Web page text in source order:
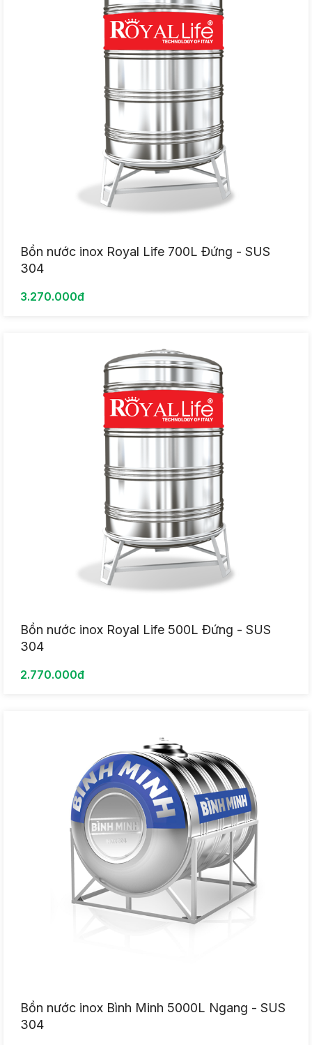
Bồn nước inox Royal Life 700L Đứng - SUS
304
3.270.000đ
Bồn nước inox Royal Life 500L Đứng - SUS
304
2.770.000đ
Bồn nước inox Bình Minh 5000L Ngang - SUS
304